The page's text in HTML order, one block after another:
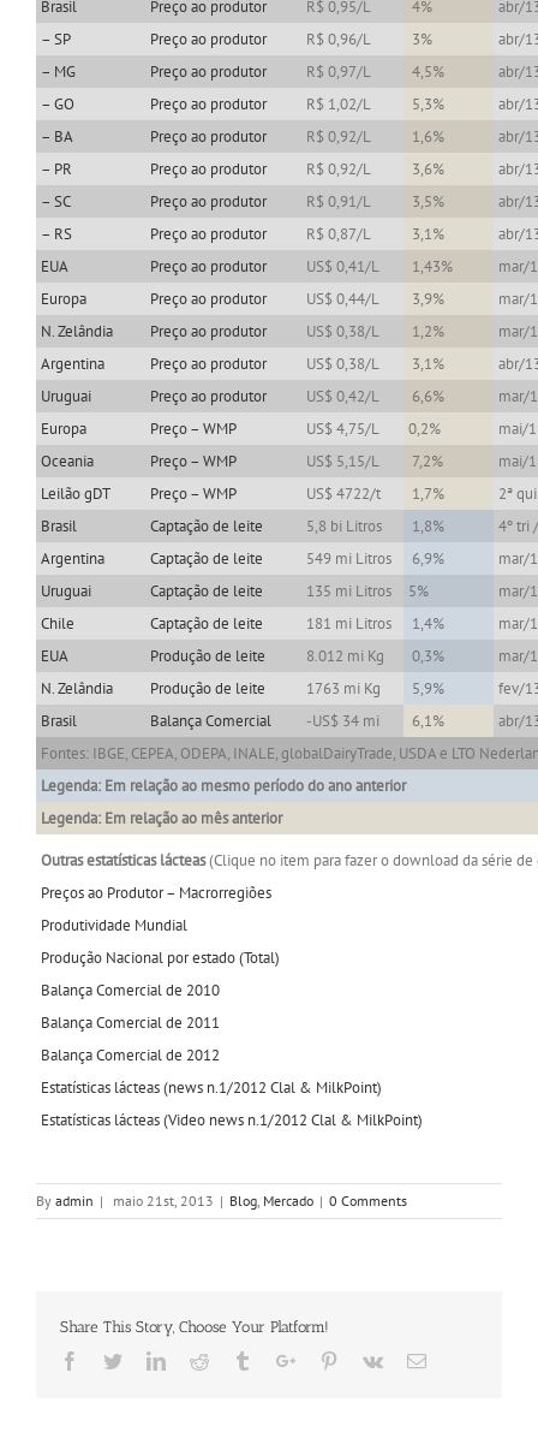
Brasil
Preço ao produtor R$ 0,95/L 4%
abr/
– SP
Preço ao produtor R$ 0,96/L 3%
abr/
– MG
Preço ao produtor R$ 0,97/L 4,5%
abr/
– GO
Preço ao produtor R$ 1,02/L 5,3%
abr/
– BA
Preço ao produtor R$ 0,92/L 1,6%
abr/
– PR
Preço ao produtor R$ 0,92/L 3,6%
abr/
– SC
Preço ao produtor R$ 0,91/L 3,5%
abr/
– RS
Preço ao produtor R$ 0,87/L 3,1%
abr/
EUA
Preço ao produtor US$ 0,41/L 1,43%
mar/
Europa
Preço ao produtor US$ 0,44/L 3,9%
mar/
N. Zelândia
Preço ao produtor US$ 0,38/L 1,2%
mar/
Argentina
Preço ao produtor US$ 0,38/L 3,1%
abr/
Uruguai
Preço ao produtor US$ 0,42/L 6,6%
mar/
Europa
Preço – WMP US$ 4,75/L 0,2%
mai/
Oceania
Preço – WMP US$ 5,15/L 7,2%
mai/
Leilão gDT
Preço – WMP US$ 4722/t 1,7%
2ª
Brasil
Captação de leite 5,8 bi Litros 1,8%
4º tri
Argentina
Captação de leite 549 mi Litros 6,9%
mar/
Uruguai
Captação de leite 135 mi Litros 5%
mar/
Chile
Captação de leite 181 mi Litros 1,4%
mar/
EUA
Produção de leite 8.012 mi Kg 0,3%
mar/
N. Zelândia
Produção de leite 1763 mi Kg 5,9%
fev/
Brasil
Balança Comercial -US$ 34 mi 6,1%
abr/
Fontes: IBGE, CEPEA, ODEPA, INALE, globalDairyTrade, USDA e LTO
Legenda: Em relação ao mesmo período do ano anterior
Legenda: Em relação ao mês anterior
Outras estatísticas lácteas(Clique no item para fazer o download da série de
Preços ao Produtor – Macrorregiões
Produtividade Mundial
Produção Nacional por estado (Total)
Balança Comercial de 2010
Balança Comercial de 2011
Balança Comercial de 2012
Estatísticas lácteas (news n.1/2012 Clal & MilkPoint)
Estatísticas lácteas (Video news n.1/2012 Clal & MilkPoint)
By admin | maio 21st, 2013 | Blog, Mercado | 0 Comments
Share This Story, Choose Your Platform!
Facebook
TwitterLinkedinReddit TumblrGoogle+Pinterest
Vk Email